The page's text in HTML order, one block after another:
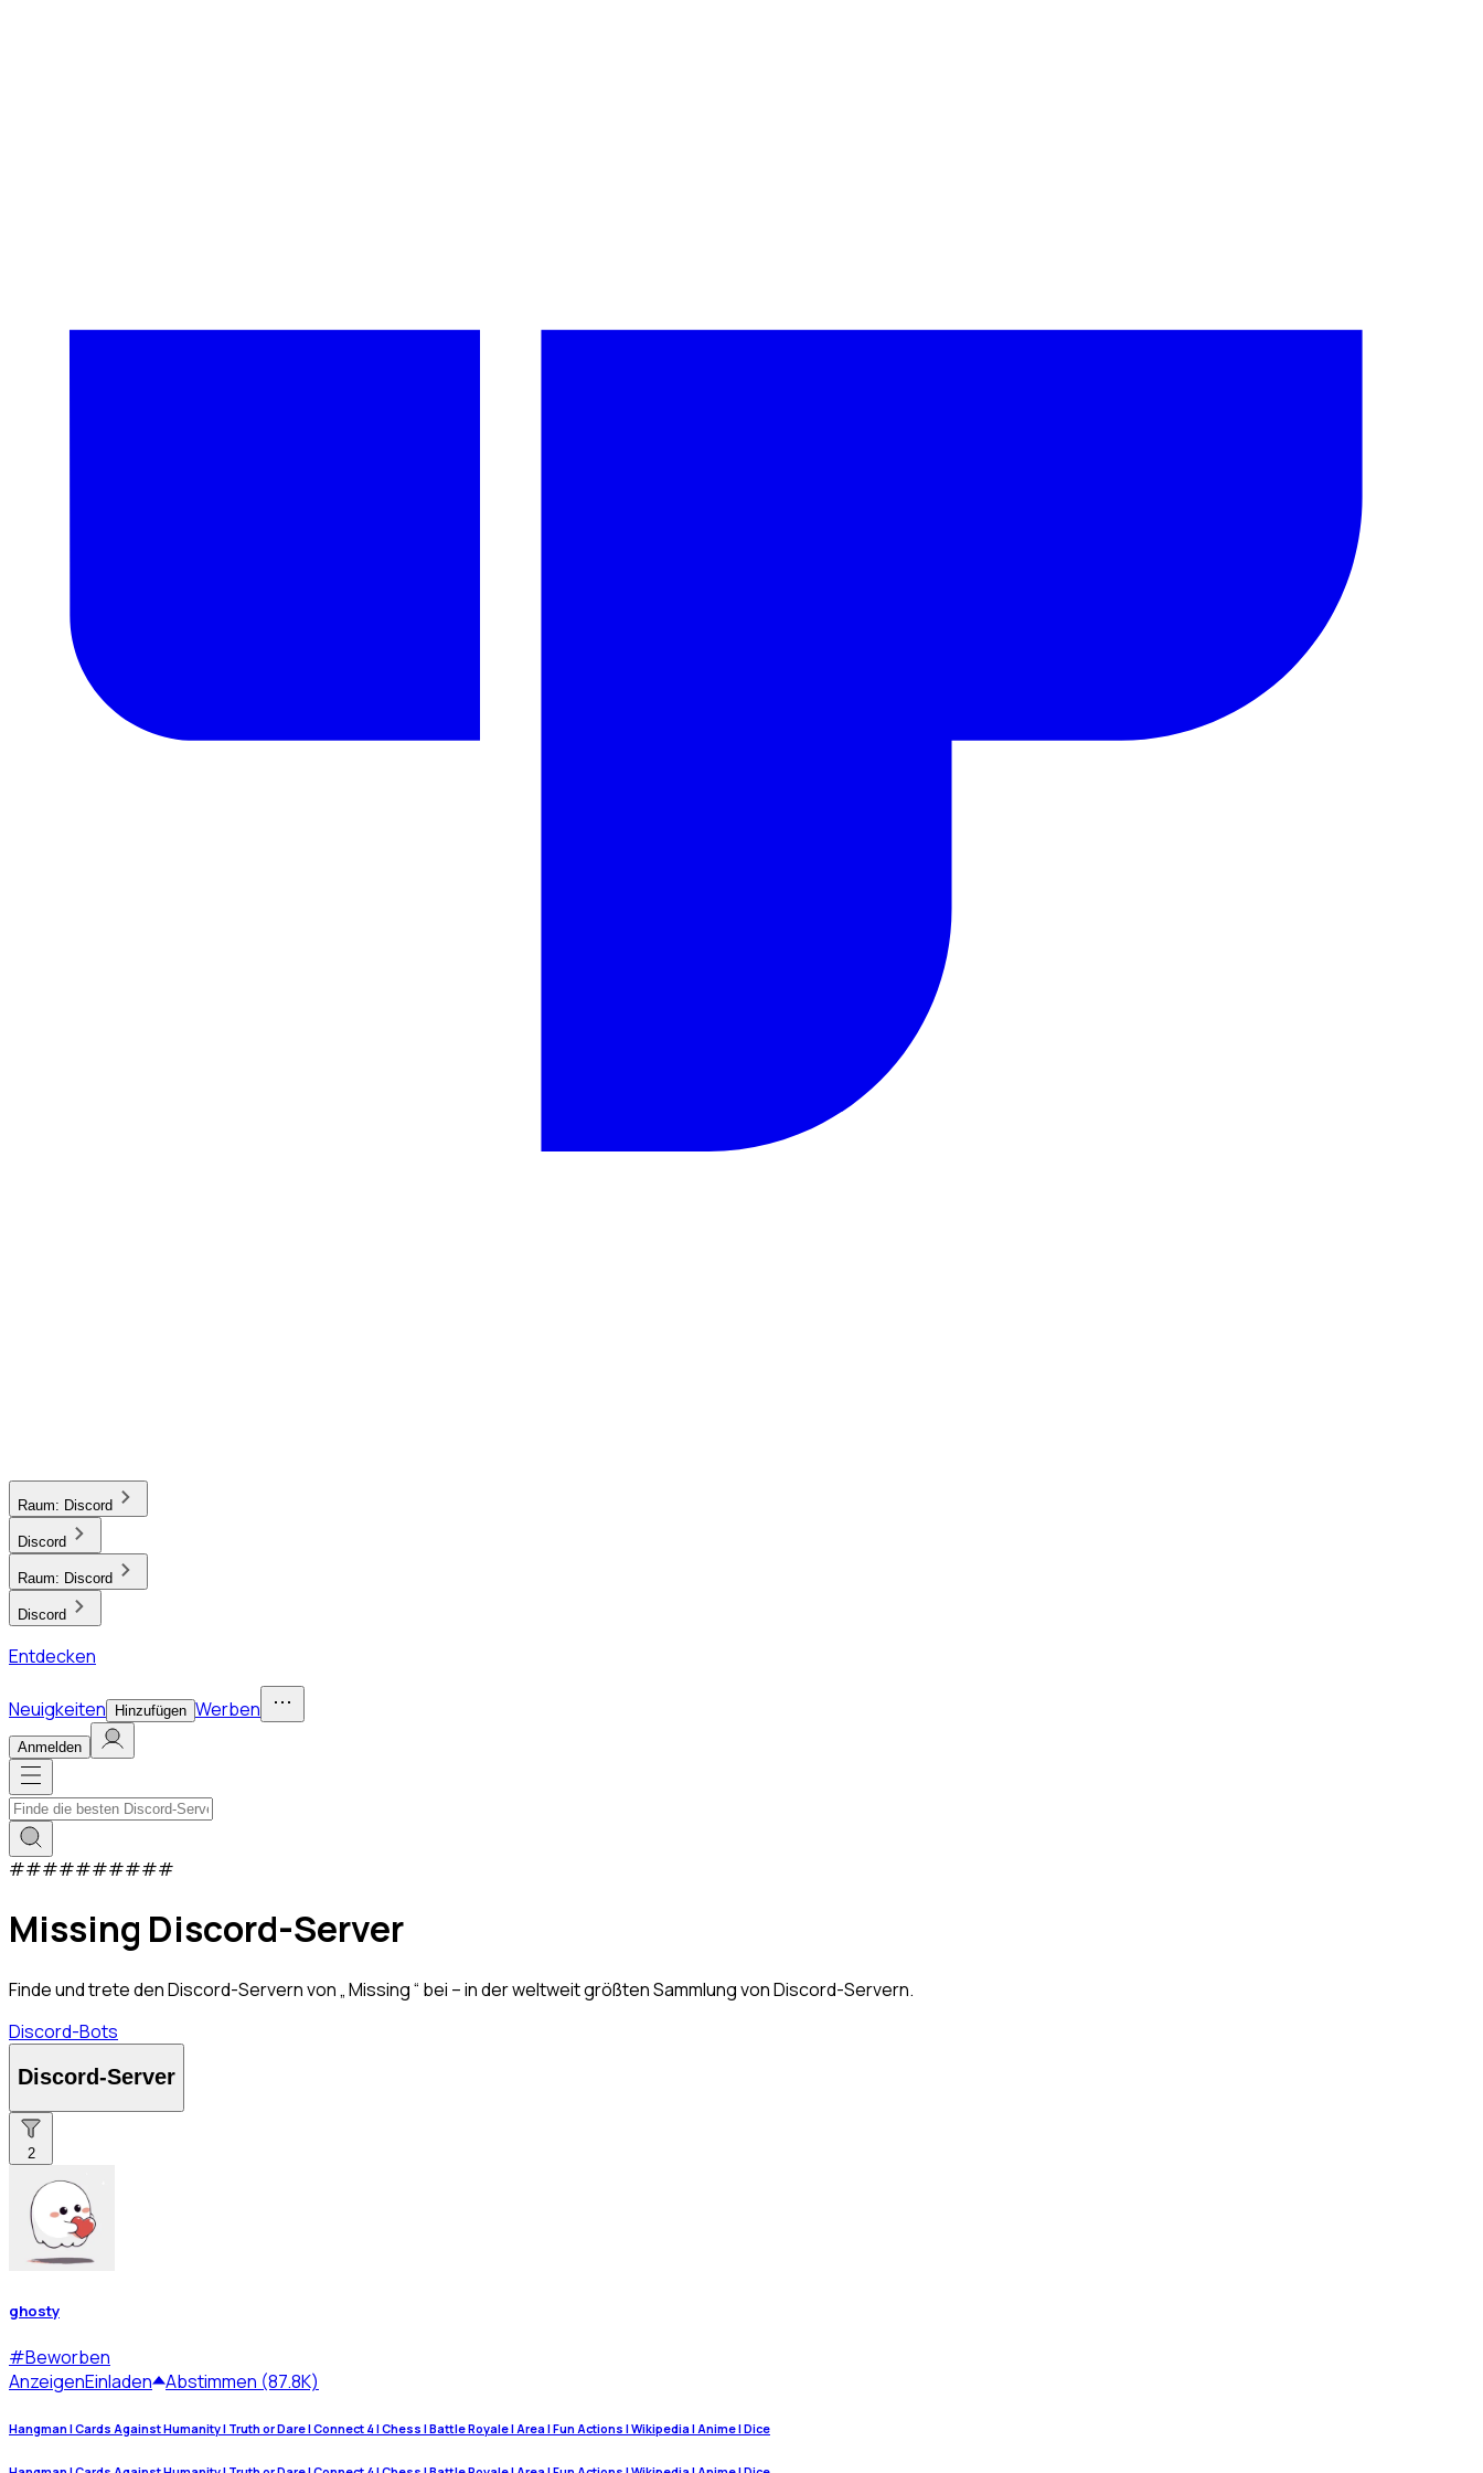
Raum: Discord
Discord
Raum: Discord
Discord
Entdecken
Neuigkeiten Hinzufügen Werben
Anmelden
##########
Missing Discord-Server
Finde und trete den Discord-Servern von „ Missing “ bei – in der weltweit größten Sammlung von Discord-Servern.
Discord-Bots
Discord-Server
2
ghosty
#Beworben
AnzeigenEinladen Abstimmen (87.8K)
Hangman | Cards Against Humanity | Truth or Dare | Connect 4 | Chess | Battle Royale | Area | Fun Actions | Wikipedia | Anime | Dice